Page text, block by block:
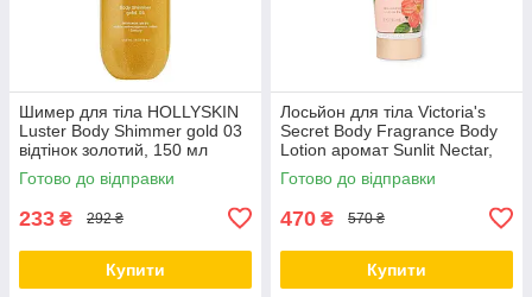
Шимер для тіла HOLLYSKIN
Luster Body Shimmer gold 03
відтінок золотий, 150 мл
Готово до відправки
233 ₴ 292 ₴
Купити
Лосьйон для тіла Victoria's
Secret Body Fragrance Body
Lotion аромат Sunlit Nectar,
236 мл
Готово до відправки
470 ₴ 570 ₴
Купити